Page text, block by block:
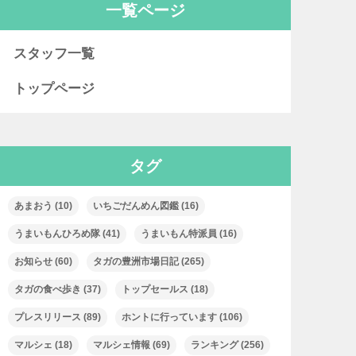
一覧ページ
スタッフ一覧
トップページ
タグ
あまおう (10) いちごだんめん図鑑 (16)
うまいもんひろめ隊 (41) うまいもん特派員 (16)
お知らせ (60) タガの豊洲市場日記(265)
タガの食べ歩き (37) トップセールス (18)
プレスリリース (89) ホントに行っています (106)
マルシェ (18) マルシェ情報 (69) ランキング(256)